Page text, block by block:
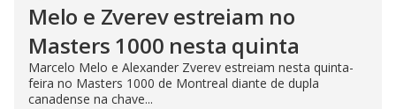
Melo e Zverev estreiam no
Masters 1000 nesta quinta
Marcelo Melo e Alexander Zverev estreiam nesta quinta-
feira no Masters 1000 de Montreal diante de dupla
canadense na chave...